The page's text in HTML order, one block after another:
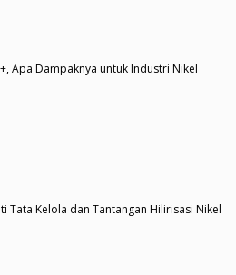
Apa Dampaknya untuk Industri Nikel
Tata Kelola dan Tantangan Hilirisasi Nikel